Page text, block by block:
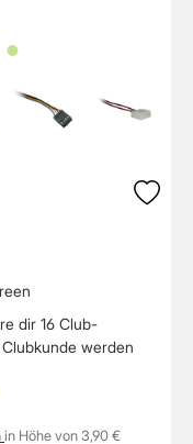
dir 16 Club-
werden
in Höhe von 3,90 €